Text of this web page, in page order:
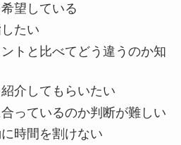
望している
たい
トと比べてどう違うのか知
介してもらいたい
っているのか判断が難しい
時間を割けない